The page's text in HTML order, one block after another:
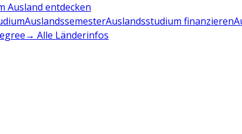
Ausland entdecken
AuslandssemesterAuslandsstudium finanzieren
→ Alle Länderinfos